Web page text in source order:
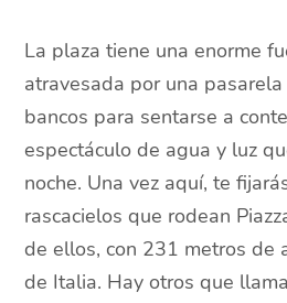
La plaza tiene una enorme
atravesada por una
bancos para sentarse a
espectáculo de agua y luz
noche. Una vez aquí, te
rascacielos que rodean
de ellos, con 231 metros de
de Italia. Hay otros que